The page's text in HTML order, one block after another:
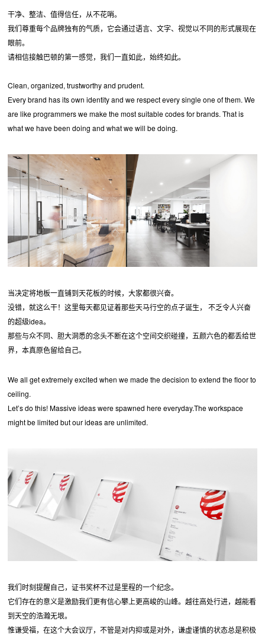
干净、整洁、值得信任，从不花哨。
我们尊重每个品牌独有的气质，它会通过语言、文字、视觉以不同的形式展现在
眼前。
请相信接触巴顿的第一感觉，我们一直如此，始终如此。
Clean, organized, trustworthy and prudent.
Every brand has its own identity and we respect every single one of them. We
are like programmers we make the most suitable codes for brands. That is
what we have been doing and what we will be doing.
当决定将地板一直铺到天花板的时候，大家都很兴奋。
没错，就这么干！这里每天都见证着那些天马行空的点子诞生， 不乏令人兴奋
的超级idea。
那些与众不同、胆大洞悉的念头不断在这个空间交织碰撞，五颜六色的都丢给世
界，本真原色留给自己。
We all get extremely excited when we made the decision to extend the floor to
ceiling.
Let’s do this! Massive ideas were spawned here everyday.The workspace
might be limited but our ideas are unlimited.
我们时刻提醒自己，证书奖杯不过是里程的一个纪念。
它们存在的意义是激励我们更有信心攀上更高峻的山峰。越往高处行进，越能看
到天空的浩瀚无垠。
惟谦受福，在这个大会议厅，不管是对内抑或是对外，谦虚谨慎的状态总是积极